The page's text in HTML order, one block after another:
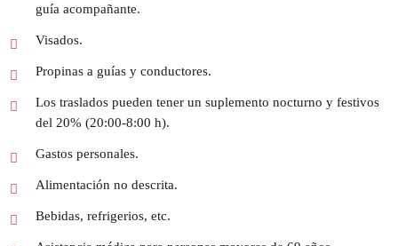
guía acompañante.
Visados.
Propinas a guías y conductores.
Los traslados pueden tener un suplemento nocturno y festivos
del 20% (20:00-8:00 h).
Gastos personales.
Alimentación no descrita.
Bebidas, refrigerios, etc.